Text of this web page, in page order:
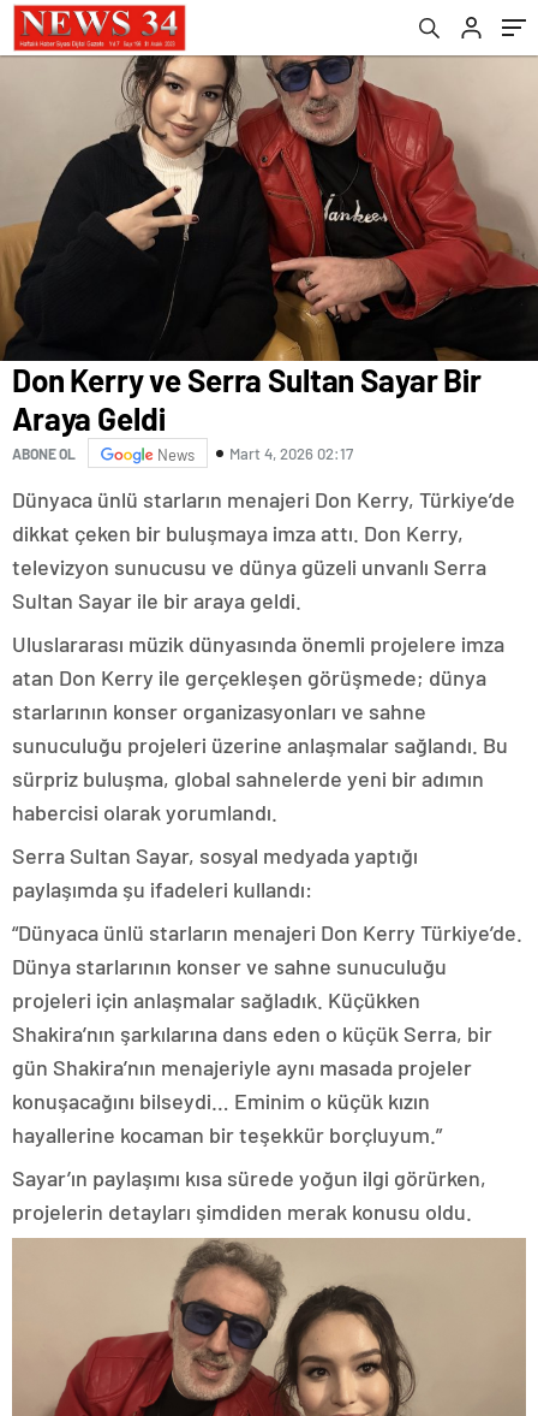
Don Kerry ve Serra Sultan Sayar Bir
Araya Geldi
ABONE OL News Mart 4, 2026 02:17
Dünyaca ünlü starların menajeri Don Kerry, Türkiye’de
dikkat çeken bir buluşmaya imza attı. Don Kerry,
televizyon sunucusu ve dünya güzeli unvanlı Serra
Sultan Sayar ile bir araya geldi.
Uluslararası müzik dünyasında önemli projelere imza
atan Don Kerry ile gerçekleşen görüşmede; dünya
starlarının konser organizasyonları ve sahne
sunuculuğu projeleri üzerine anlaşmalar sağlandı. Bu
sürpriz buluşma, global sahnelerde yeni bir adımın
habercisi olarak yorumlandı.
Serra Sultan Sayar, sosyal medyada yaptığı
paylaşımda şu ifadeleri kullandı:
“Dünyaca ünlü starların menajeri Don Kerry Türkiye’de.
Dünya starlarının konser ve sahne sunuculuğu
projeleri için anlaşmalar sağladık. Küçükken
Shakira’nın şarkılarına dans eden o küçük Serra, bir
gün Shakira’nın menajeriyle aynı masada projeler
konuşacağını bilseydi… Eminim o küçük kızın
hayallerine kocaman bir teşekkür borçluyum.”
Sayar’ın paylaşımı kısa sürede yoğun ilgi görürken,
projelerin detayları şimdiden merak konusu oldu.